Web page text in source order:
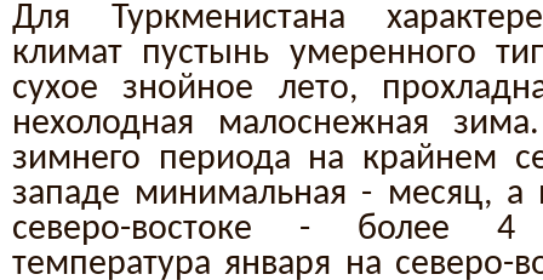
Для Туркменистана
климат пустынь умеренного
сухое знойное лето,
нехолодная малоснежная
зимнего периода на крайнем
западе минимальная - месяц, а
северо-востоке - более 4
температура января на северо-